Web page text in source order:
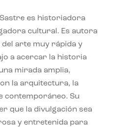
es historiadora
cultural. Es autora
del arte muy rápida y
a acercar la historia
mirada amplia,
la arquitectura, la
contemporáneo. Su
que la divulgación sea
y entretenida para